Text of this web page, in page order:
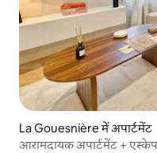
La Gouesnière में अपार्टमेंट
आरामदायक अपार्टमेंट +